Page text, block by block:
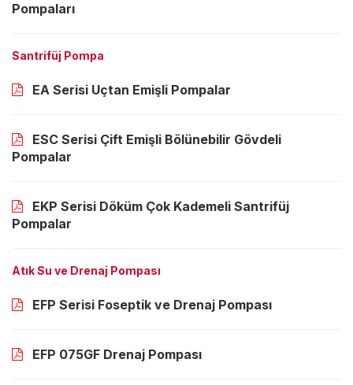
Pompaları
Santrifüj Pompa
EA Serisi Uçtan Emişli Pompalar
ESC Serisi Çift Emişli Bölünebilir Gövdeli
Pompalar
EKP Serisi Döküm Çok Kademeli Santrifüj
Pompalar
Atık Su ve Drenaj Pompası
EFP Serisi Foseptik ve Drenaj Pompası
EFP 075GF Drenaj Pompası